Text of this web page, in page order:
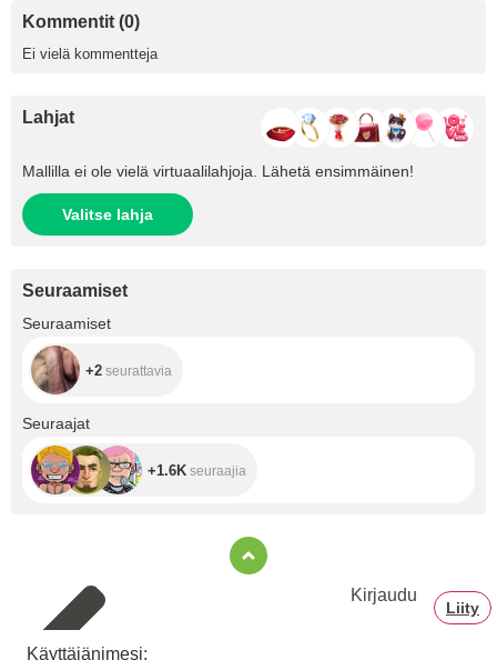
Kommentit (0)
Ei vielä kommentteja
Lahjat
Mallilla ei ole vielä virtuaalilahjoja. Lähetä ensimmäinen!
Valitse lahja
Seuraamiset
Seuraamiset
+2
+2 seurattavia
Seuraajat
+1.6K seuraajia
Kirjaudu
Liity
Käyttäjänimesi: